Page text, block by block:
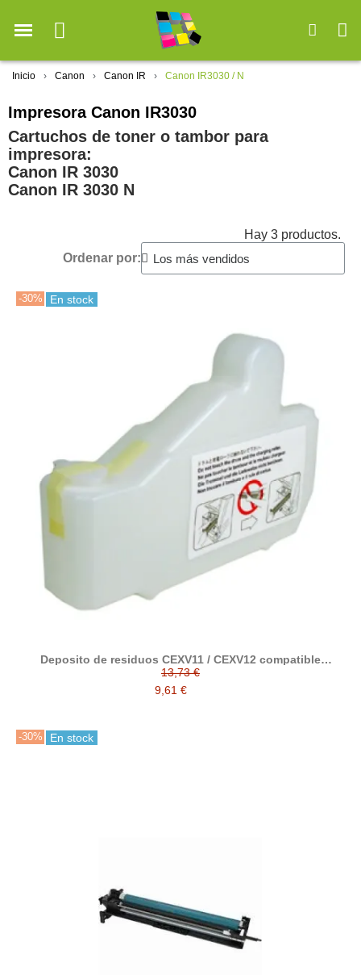
Inicio Canon Canon IR Canon IR3030 / N
Impresora Canon IR3030
Cartuchos de toner o tambor para
impresora:
Canon IR 3030
Canon IR 3030 N
Hay 3 productos.
Ordenar por:
-30% En stock
Deposito de residuos CEXV11 / CEXV12 compatible
alternativo con Canon FM2-0303-000
13,73 €
9,61 €
-30% En stock